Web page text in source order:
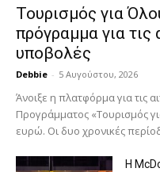
Τουρισμός για
πρόγραμμα για
υποβολές
Debbie - 5 Αυγούστου, 2026
Άνοιξε η πλατφόρμα για τις
Προγράμματος «Τουρισμός
ευρώ. Οι δυο χρονικές
Η